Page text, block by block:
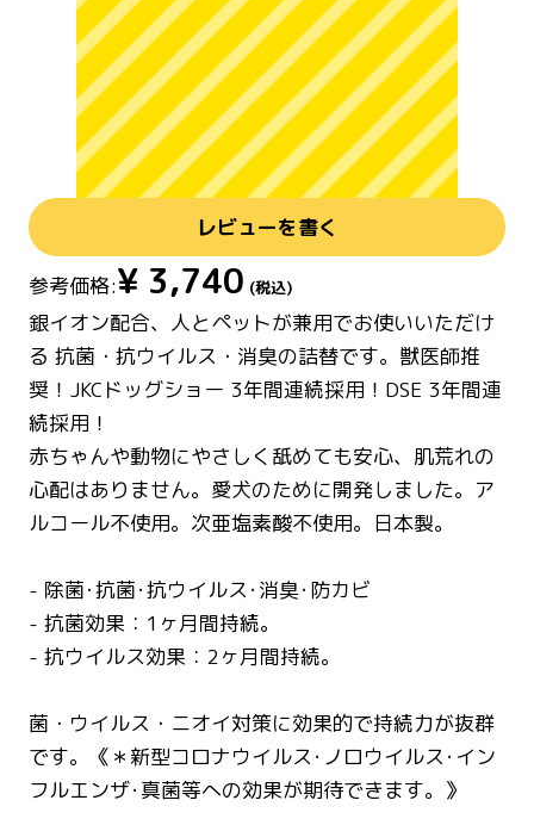
レビューを書く
参考価格:¥ 3,740 (税込)
銀イオン配合、人とペットが兼用でお使いいただけ
る 抗菌・抗ウイルス・消臭の詰替です。獣医師推
奨！JKCドッグショー 3年間連続採用！DSE 3年間連
続採用！
赤ちゃんや動物にやさしく舐めても安心、肌荒れの
心配はありません。愛犬のために開発しました。ア
ルコール不使用。次亜塩素酸不使用。日本製。
- 除菌･抗菌･抗ウイルス･消臭･防カビ
- 抗菌効果：1ヶ月間持続。
- 抗ウイルス効果：2ヶ月間持続。
菌・ウイルス・ニオイ対策に効果的で持続力が抜群
です。《＊新型コロナウイルス･ノロウイルス･イン
フルエンザ･真菌等への効果が期待できます。》